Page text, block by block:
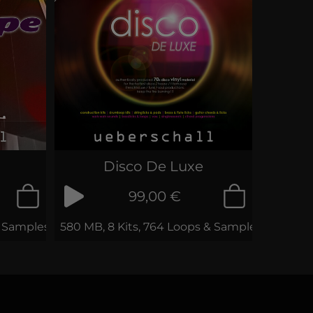
Disco De Luxe
99,00 €
580 MB, 8 Kits, 764 Loops & Samples